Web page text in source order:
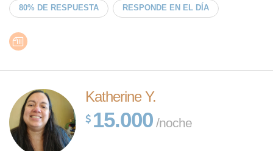
80% DE RESPUESTA RESPONDE EN EL DÍA
Katherine Y.
15.000 /noche